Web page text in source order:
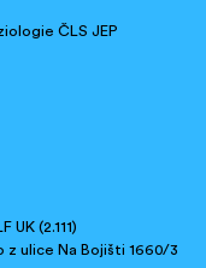
ČLS JEP
(2.111)
z ulice Na Bojišti 1660/3